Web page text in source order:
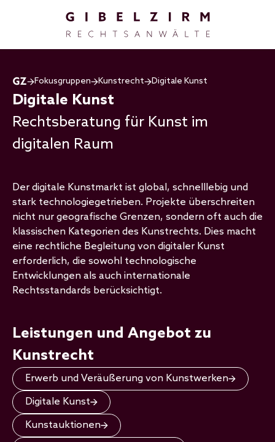
Fokusgruppen Kunstrecht Digitale Kunst
Digitale Kunst
Rechtsberatung für Kunst im
digitalen Raum
Der digitale Kunstmarkt ist global, schnelllebig und
stark technologiegetrieben. Projekte überschreiten
nicht nur geografische Grenzen, sondern oft auch die
klassischen Kategorien des Kunstrechts. Dies macht
eine rechtliche Begleitung von digitaler Kunst
erforderlich, die sowohl technologische
Entwicklungen als auch internationale
Rechtsstandards berücksichtigt.
Leistungen und Angebot zu
Kunstrecht
Erwerb und Veräußerung von Kunstwerken
Digitale Kunst
Kunstauktionen